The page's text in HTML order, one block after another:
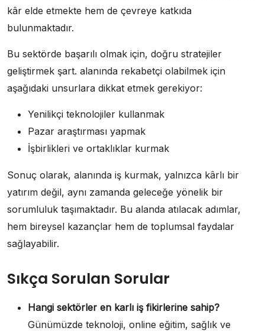
kâr elde etmekte hem de çevreye katkıda
bulunmaktadır.
Bu sektörde başarılı olmak için, doğru stratejiler
geliştirmek şart. alanında rekabetçi olabilmek için
aşağıdaki unsurlara dikkat etmek gerekiyor:
Yenilikçi teknolojiler kullanmak
Pazar araştırması yapmak
İşbirlikleri ve ortaklıklar kurmak
Sonuç olarak, alanında iş kurmak, yalnızca kârlı bir
yatırım değil, aynı zamanda geleceğe yönelik bir
sorumluluk taşımaktadır. Bu alanda atılacak adımlar,
hem bireysel kazançlar hem de toplumsal faydalar
sağlayabilir.
Sıkça Sorulan Sorular
Hangi sektörler en karlı iş fikirlerine sahip?
Günümüzde teknoloji, online eğitim, sağlık ve